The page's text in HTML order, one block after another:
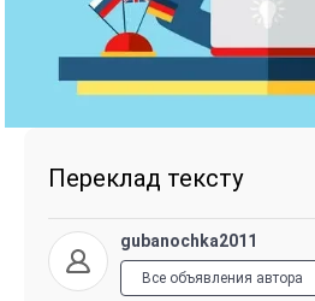
Переклад тексту
gubanochka2011
Все объявления автора